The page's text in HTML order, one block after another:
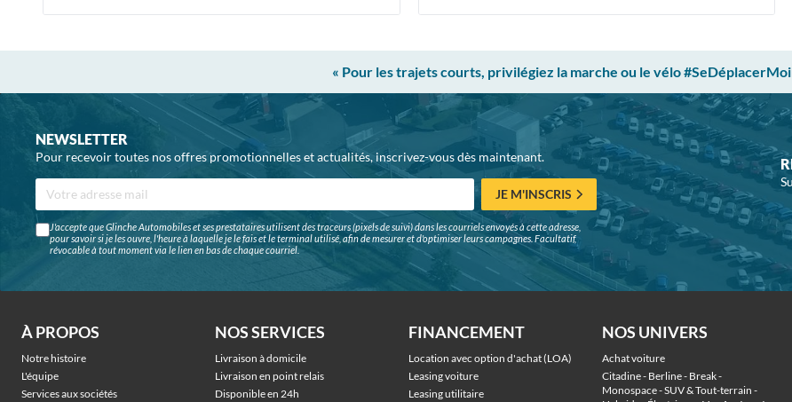
« Pour les trajets courts, privilégiez la marche ou le vélo
NEWSLETTER
Pour recevoir toutes nos offres promotionnelles et actualités, inscrivez-vous dès maintenant.
JE M'INSCRIS
J'accepte que Glinche Automobiles et ses prestataires utilisent des traceurs (pixels de suivi) dans les courriels envoyés à cette adresse,
pour savoir si je les ouvre, l'heure à laquelle je le fais et le terminal utilisé, afin de mesurer et d'optimiser leurs campagnes. Facultatif,
révocable à tout moment via le lien en bas de chaque courriel.
À PROPOS
Notre histoire
L'équipe
Services aux sociétés
NOS SERVICES
Livraison à domicile
Livraison en point relais
Disponible en 24h
FINANCEMENT
Location avec option d'achat (LOA)
Leasing voiture
Leasing utilitaire
NOS UNIVERS
Achat voiture
Citadine - Berline - Break -
Monospace - SUV & Tout-terrain -